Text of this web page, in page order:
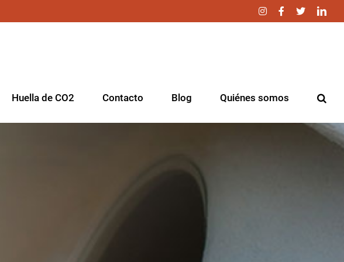
InstagramFacebook
Twitter
Huella de CO2 Contacto Blog Quiénes somos